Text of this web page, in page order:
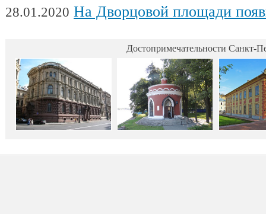
28.01.2020 На Дворцовой площади появилась интерактивная выставка военной техники,
Достопримечательности Санкт-